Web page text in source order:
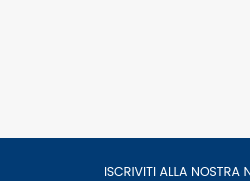
ISCRIVITI ALLA NOSTRA